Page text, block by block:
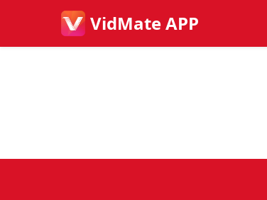
VidMate APP